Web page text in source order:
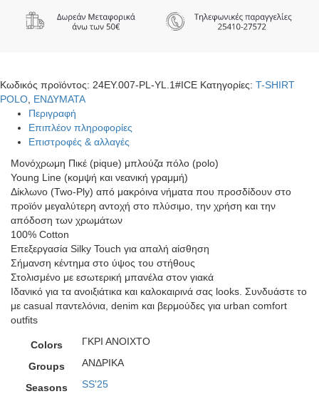
Κωδικός προϊόντος: 24EY.007-PL-YL.1#ICE Κατηγορίες: T-SHIRT
POLO ΕΝΔΥΜΑΤΑ
Περιγραφή
Επιπλέον πληροφορίες
Επιστροφές & αλλαγές
Μονόχρωμη Πικέ (pique) μπλούζα πόλο (polo)
Young Line (κομψή και νεανική γραμμή)
Δίκλωνο (Two-Ply) από μακρόινα νήματα που προσδίδουν στο
προϊόν μεγαλύτερη αντοχή στο πλύσιμο, την χρήση και την
απόδοση των χρωμάτων
100% Cotton
Επεξεργασία Silky Touch για απαλή αίσθηση
Σήμανση κέντημα στο ύψος του στήθους
Στολισμένο με εσωτερική μπανέλα στον γιακά
Ιδανικό για τα ανοιξιάτικα και καλοκαιρινά σας looks. Συνδυάστε το
με casual παντελόνια, denim και βερμούδες για urban comfort
outfits
Colors ΓΚΡΙ ΑΝΟΙΧΤΟ
Groups ΑΝΔΡΙΚΑ
Seasons SS'25